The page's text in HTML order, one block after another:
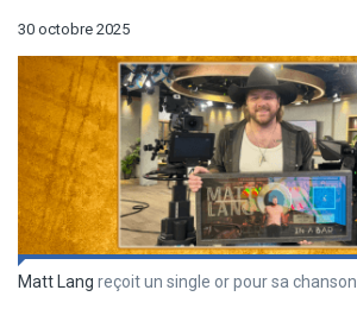
30 octobre 2025
Matt Lang reçoit un single or pour sa chanson